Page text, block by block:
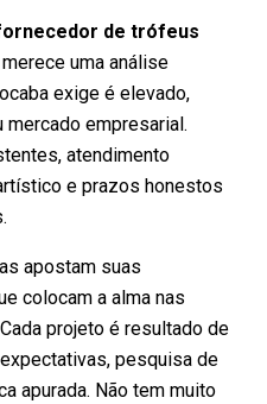
de trófeus
merece uma análise
exige é elevado,
empresarial.
atendimento
e prazos honestos
apostam suas
colocam a alma nas
projeto é resultado de
pesquisa de
apurada. Não tem muito